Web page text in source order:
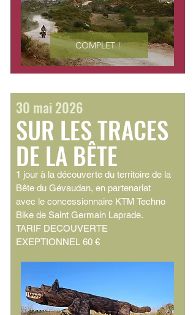
COMPLET !
30 mai 2026
SUR LES TRACES
DE LA BÊTE
1 jour à la découverte du territoire de la
Bête du Gévaudan, en partenariat
avec le concessionnaire KTM Techno
Bike de Saint Germain Laprade.
TARIF DECOUVERTE
EXEPTIONNEL 60 €